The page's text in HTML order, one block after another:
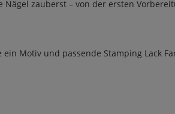
zauberst – von der ersten
Motiv und passende Stamping Lack